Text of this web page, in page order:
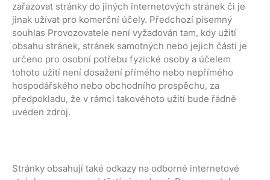
zařazovat stránky do jiných internetových stránek či je
jinak užívat pro komerční účely. Předchozí písemný
souhlas Provozovatele není vyžadován tam, kdy užití
obsahu stránek, stránek samotných nebo jejich části je
určeno pro osobní potřebu fyzické osoby a účelem
tohoto užití není dosažení přímého nebo nepřímého
hospodářského nebo obchodního prospěchu, za
předpokladu, že v rámci takovéhoto užití bude řádně
uveden zdroj.
Stránky obsahují také odkazy na odborné internetové